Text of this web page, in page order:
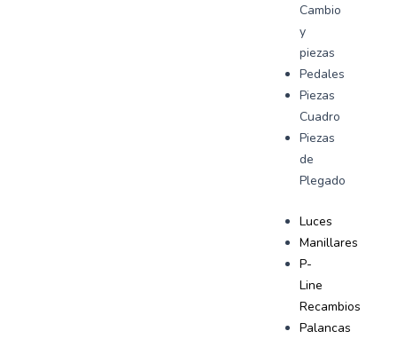
Cambio
y
piezas
Pedales
Piezas
Cuadro
Piezas
de
Plegado
Luces
Manillares
P-
Line
Recambios
Palancas